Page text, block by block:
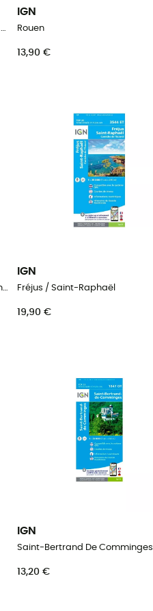
Le Havre / Étretat / Pnr Des Boucles De La Seine Normande
IGN
Rouen
13,90 €
Serres / Veynes / Haut Buëch / Bochaine
IGN
Fréjus / Saint-Raphaël
19,90 €
IGN
Saint-Bertrand De Comminges
13,20 €